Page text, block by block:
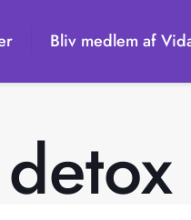
Bliv medlem af